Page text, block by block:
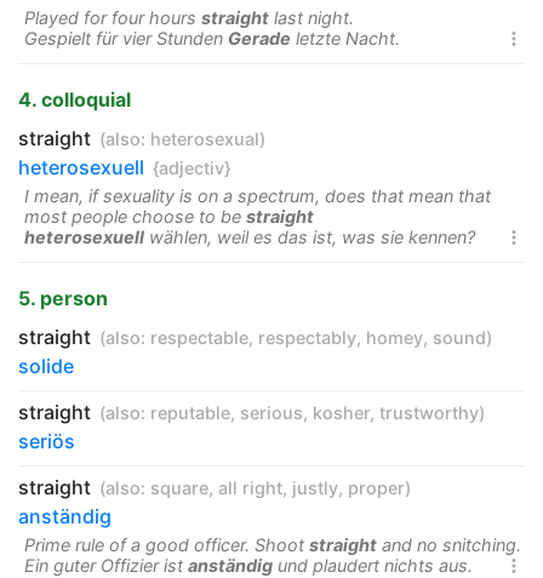
Played for four hours straight last night.

Gespielt für vier Stunden Gerade letzte Nacht.
4. colloquial
straight (also: heterosexual)
heterosexuell {adjectiv}
I mean, if sexuality is on a spectrum, does that mean that
most people choose to be straight

heterosexuell wählen, weil es das ist, was sie kennen?
5. person
straight (also: respectable, respectably, homey, sound)
solide
straight (also: reputable, serious, kosher, trustworthy)
seriös
straight (also: square, all right, justly, proper)
anständig
Prime rule of a good officer. Shoot straight and no snitching.

Ein guter Offizier ist anständig und plaudert nichts aus.